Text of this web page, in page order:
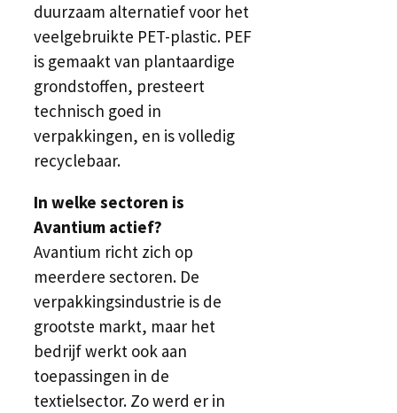
duurzaam alternatief voor het
veelgebruikte PET-plastic. PEF
is gemaakt van plantaardige
grondstoffen, presteert
technisch goed in
verpakkingen, en is volledig
recyclebaar.
In welke sectoren is
Avantium actief?
Avantium richt zich op
meerdere sectoren. De
verpakkingsindustrie is de
grootste markt, maar het
bedrijf werkt ook aan
toepassingen in de
textielsector. Zo werd er in